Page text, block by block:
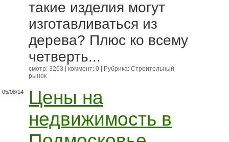
такие изделия могут
изготавливаться из
дерева? Плюс ко всему
четверть...
смотр: 3263 | коммент: 0 | Рубрика: Строительный
рынок
05/08/14
Цены на
недвижимость в